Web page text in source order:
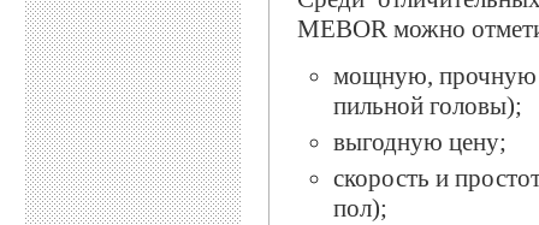
MEBOR можно
мощную, прочную
пильной головы);
выгодную цену;
скорость и
пол);